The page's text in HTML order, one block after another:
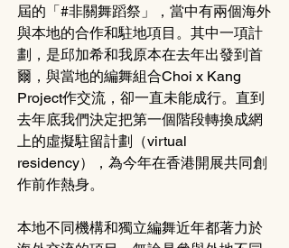
屆的「#非關舞蹈祭 」，當中有兩個海外
與本地的合作和駐地項目。其中一項計
劃，是邱加希和我原本在去年出發到首
爾，與當地的編舞組合Choi x Kang
Project作交流，卻一直未能成行。直到
去年底我們決定把第一個階段轉換成網
上的虛擬駐留計劃（virtual
residency），為今年在香港開展共同創
作前作熱身。
本地不同機構和獨立編舞近年都著力於